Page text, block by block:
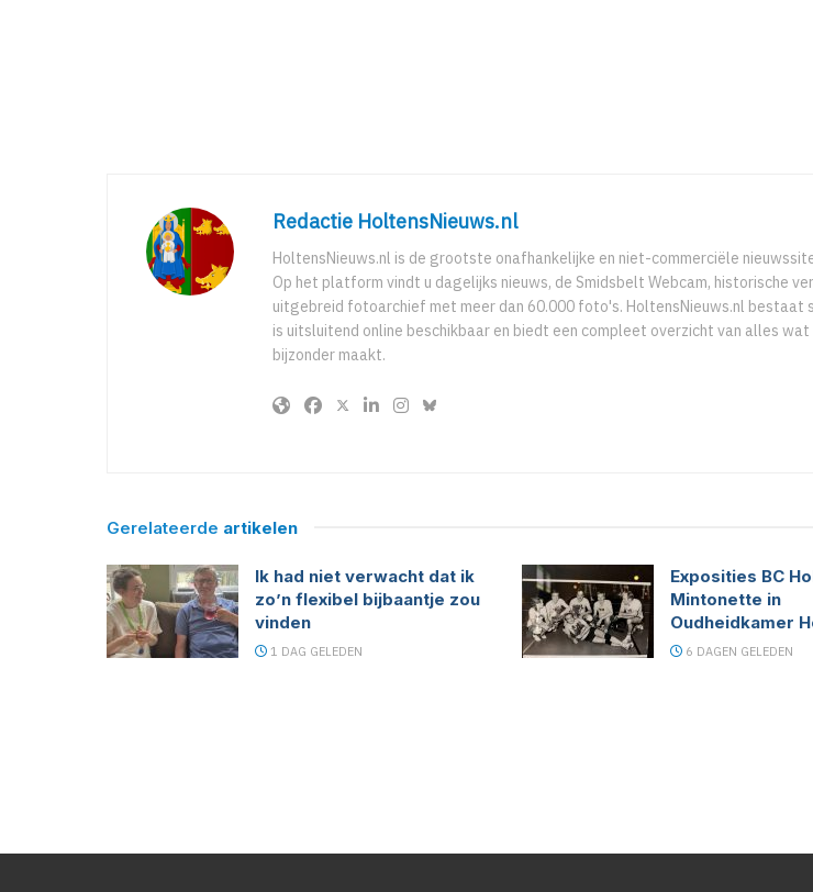
Redactie HoltensNieuws.nl
HoltensNieuws.nl is de grootste onafhankelijke en niet-commerciële
Op het platform vindt u dagelijks nieuws, de Smidsbelt Webcam, historische
uitgebreid fotoarchief met meer dan 60.000 foto's. HoltensNieuws.nl bestaat
is uitsluitend online beschikbaar en biedt een compleet overzicht van alles
bijzonder maakt.
Gerelateerde artikelen
Ik had niet verwacht dat ik
zo’n flexibel bijbaantje zou
vinden
1 DAG GELEDEN
Exposities BC
Mintonette in
Oudheidkamer
6 DAGEN GELEDEN